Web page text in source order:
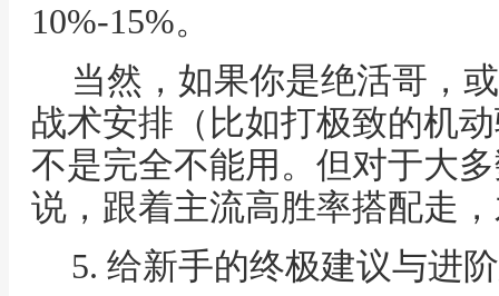
10%-15%。
当然，如果你是绝活哥，
战术安排（比如打极致的机
不是完全不能用。但对于大
说，跟着主流高胜率搭配走
5. 给新手的终极建议与进